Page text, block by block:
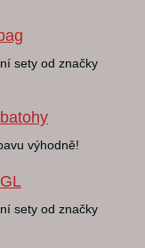
sety od značky
výhodně!
sety od značky